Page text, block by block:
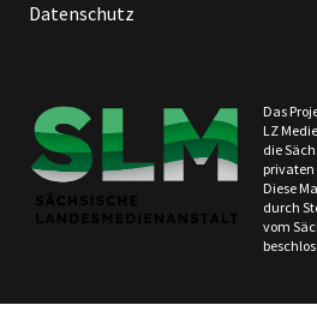
Datenschutz
Das
LZ
die
privaten
Diese
durch
vom